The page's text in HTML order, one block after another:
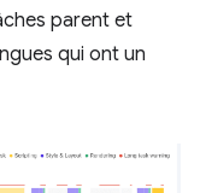
parent et
qui ont un